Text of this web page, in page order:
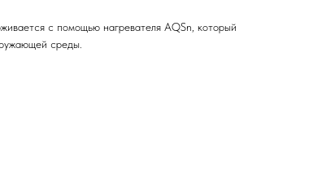
с помощью нагревателя AQSn, который
среды.